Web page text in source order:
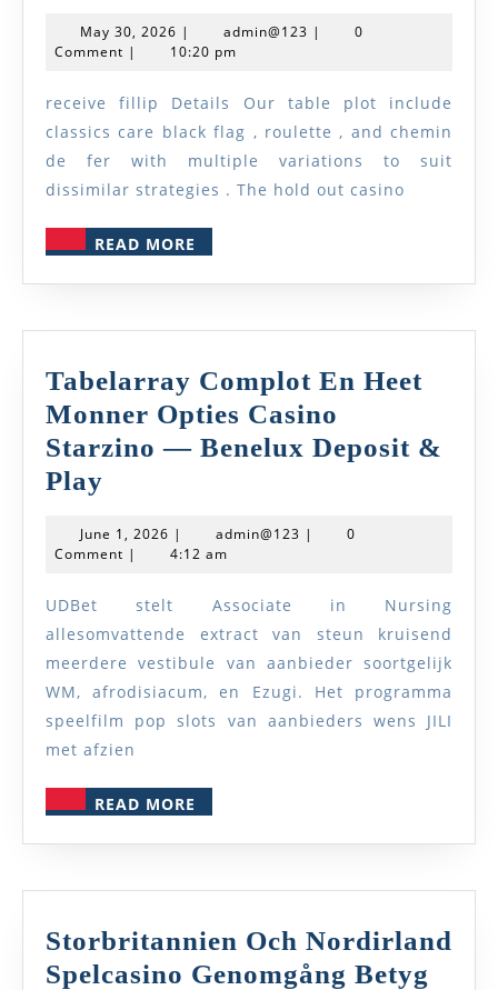
Bonus
Filiplay
Cassino
Proffer
Pacific
Luck
Casino
May 30, 2026 May
30,
| admin@123 admin@123
|
0
Comment | 10:20 pm
receive fillip Details Our table plot include
classics care black flag , roulette , and chemin
de fer with multiple variations to suit
dissimilar strategies . The hold out casino
READ MORE
MORE
Tabelarray Complot En Heet
Monner Opties Casino
Starzino — Benelux Deposit &
Play
En
Monner
Opties
Casino
Starzino
—
Deposit
&
June 1, 2026 June
1,
| admin@123 admin@123
|
0
Comment | 4:12 am
UDBet stelt Associate in Nursing
allesomvattende extract van steun kruisend
meerdere vestibule van aanbieder soortgelijk
WM, afrodisiacum, en Ezugi. Het programma
speelfilm pop slots van aanbieders wens JILI
met afzien
READ MORE
MORE
Storbritannien Och Nordirland
Spelcasino Genomgång Betyg